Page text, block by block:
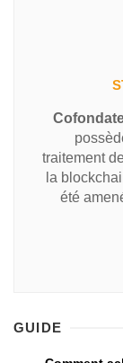
traitement
la
été
GUIDE